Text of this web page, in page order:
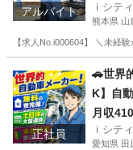
アルバイト ｉシテ
熊本県 山
【求人No.i000604】 ＼未経
その他
正社員
🚗世界
K】自
月収
ｉシテ
愛知県 田